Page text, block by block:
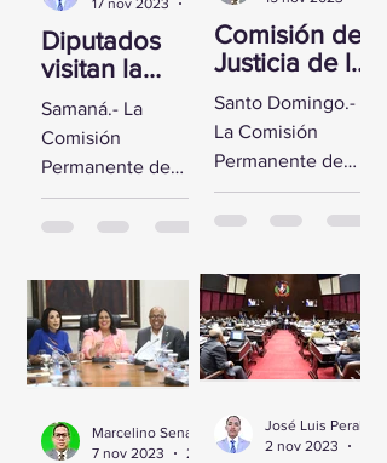
Diputados
visitan la
Fortaleza de
Santa
Bárbara de
Samaná
Samaná.- La
Comisión
Permanente de
Derechos
Humanos de la
Diputados visitó la
Fortaleza de Santa
Bárbara de
Samaná, a fin de...
Comisión de
Justicia de la
CD se reúne
con Yeni
Berenice
Reynoso
Santo Domingo.-
La Comisión
Permanente de
Justicia de la
Cámara de
un encuentro con
la Directora de
Persecución del...
Marcelino Sena
7 nov 2023
José Luis Peralta
2 nov 2023